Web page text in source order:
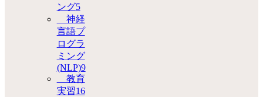
ング5
神経
言語プ
ログラ
ミング
(NLP)9
教育
実習16